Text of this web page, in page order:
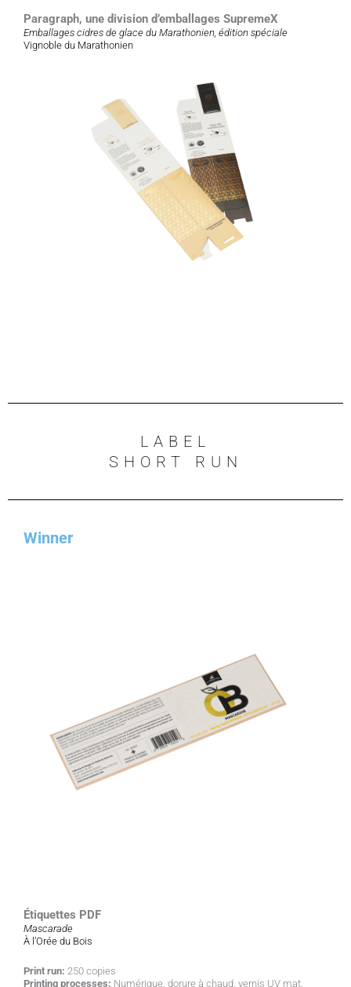
Paragraph, une division d’emballages SupremeX
Emballages cidres de glace du Marathonien, édition spéciale
Vignoble du Marathonien
LABEL
SHORT RUN
Winner
Étiquettes PDF
Mascarade
À l’Orée du Bois
Print run: 250 copies
Printing processes: Numérique, dorure à chaud, vernis UV mat,